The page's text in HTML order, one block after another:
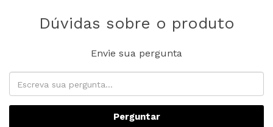
Dúvidas sobre o produto
Envie sua pergunta
Perguntar